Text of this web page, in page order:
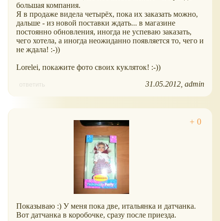
большая компания.
Я в продаже видела четырёх, пока их заказать можно,
дальше - из новой поставки ждать... в магазине
постоянно обновления, иногда не успеваю заказать,
чего хотела, а иногда неожиданно появляется то, чего и
не ждала! :-))
Lorelei, покажите фото своих кукляток! :-))
ответить 31.05.2012 admin
Показываю :) У меня пока две, итальянка и датчанка.
Вот датчанка в коробочке, сразу после приезда.